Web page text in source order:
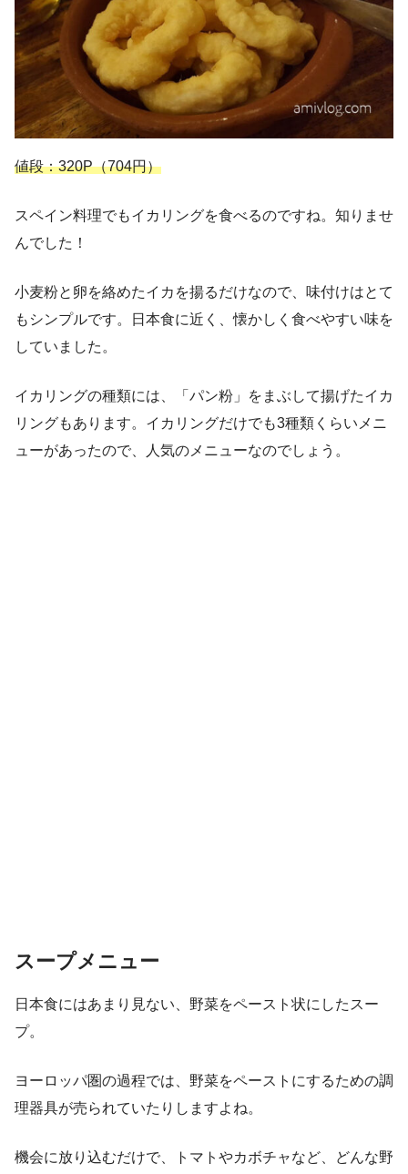
値段：320P（704円）
スペイン料理でもイカリングを食べるのですね。知りませ
んでした！
小麦粉と卵を絡めたイカを揚るだけなので、味付けはとて
もシンプルです。日本食に近く、懐かしく食べやすい味を
していました。
イカリングの種類には、「パン粉」をまぶして揚げたイカ
リングもあります。イカリングだけでも3種類くらいメニ
ューがあったので、人気のメニューなのでしょう。
スープメニュー
日本食にはあまり見ない、野菜をペースト状にしたスー
プ。
ヨーロッパ圏の過程では、野菜をペーストにするための調
理器具が売られていたりしますよね。
機会に放り込むだけで、トマトやカボチャなど、どんな野